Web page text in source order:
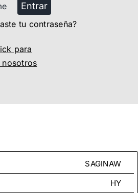
Entrar
tu contraseña?
para
SAGINAW
HY